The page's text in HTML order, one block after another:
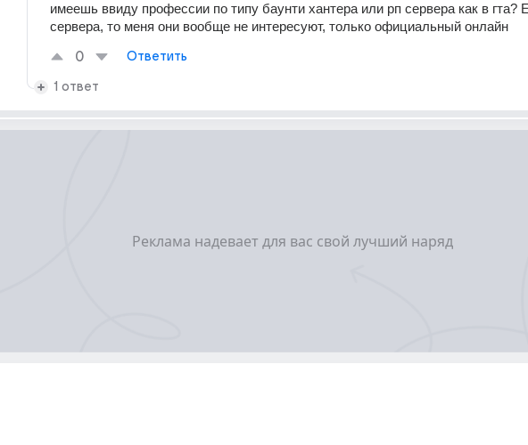
имеешь ввиду профессии по типу баунти хантера или рп сервера как в гта?
сервера, то меня они вообще не интересуют, только официальный онлайн
0 Ответить
1 ответ